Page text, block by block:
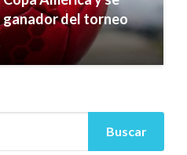
ganador del torneo
Buscar